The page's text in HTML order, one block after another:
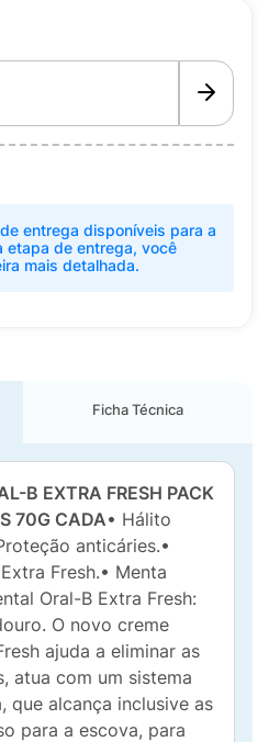
entrega disponíveis para a
etapa de entrega, você
mais detalhada.
Ficha Técnica
B EXTRA FRESH PACK
70G CADA• Hálito
anticáries.•
Fresh.• Menta
Oral-B Extra Fresh:
O novo creme
ajuda a eliminar as
atua com um sistema
que alcança inclusive as
para a escova, para